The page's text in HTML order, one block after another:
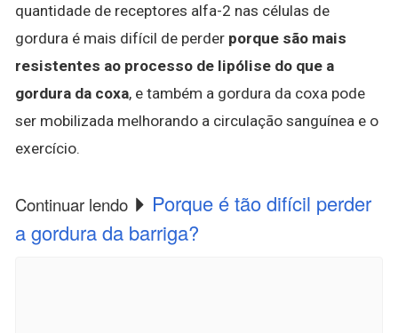
quantidade de receptores alfa-2 nas células de
gordura é mais difícil de perder porque são mais
resistentes ao processo de lipólise do que a
gordura da coxa, e também a gordura da coxa pode
ser mobilizada melhorando a circulação sanguínea e o
exercício.
Continuar lendo
Porque é tão difícil perder
a gordura da barriga?